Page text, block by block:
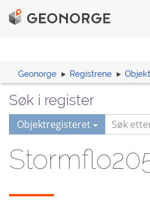
Geonorge Registrene
Søk i register
Objektregisteret